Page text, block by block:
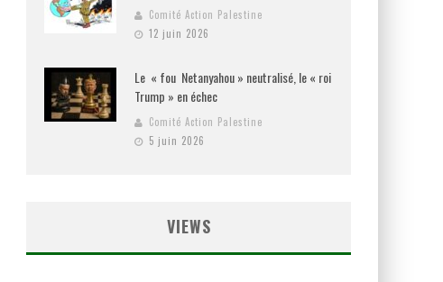
Comité Action Palestine
12 juin 2026
Le « fou Netanyahou » neutralisé, le « roi
Trump » en échec
Comité Action Palestine
5 juin 2026
VIEWS